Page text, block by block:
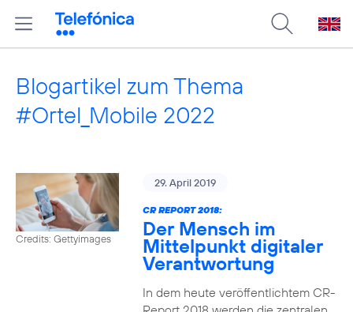
Blogartikel zum Thema
#Ortel_Mobile 2022
Credits: Gettyimages
29. April 2019
CR REPORT 2018:
Der Mensch im
Mittelpunkt digitaler
Verantwortung
In dem heute veröffentlichtem CR-